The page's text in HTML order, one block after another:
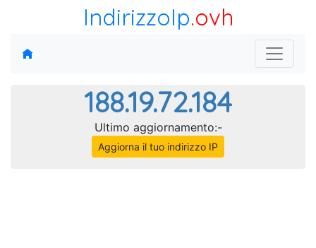
IndirizzoIp.ovh
188.19.72.184
Ultimo aggiornamento:-
Aggiorna il tuo indirizzo IP